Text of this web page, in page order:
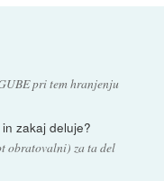
pri tem hranjenju
zakaj deluje?
obratovalni) za ta del